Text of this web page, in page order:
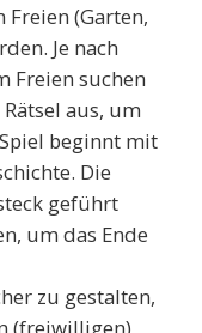
Freien (Garten,
Je nach
Freien suchen
aus, um
beginnt mit
Die
geführt
um das Ende
zu gestalten,